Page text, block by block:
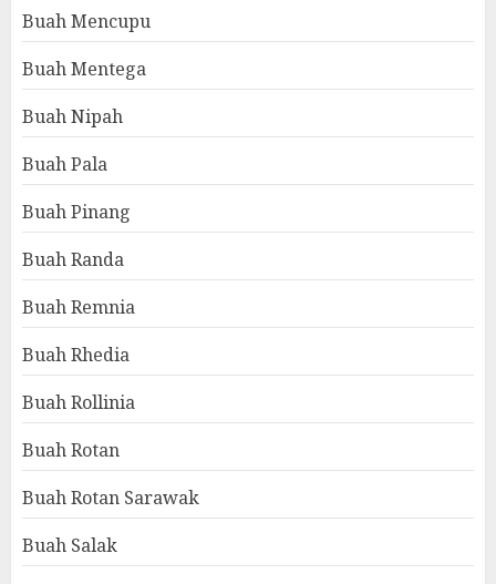
Buah Mencupu
Buah Mentega
Buah Nipah
Buah Pala
Buah Pinang
Buah Randa
Buah Remnia
Buah Rhedia
Buah Rollinia
Buah Rotan
Buah Rotan Sarawak
Buah Salak